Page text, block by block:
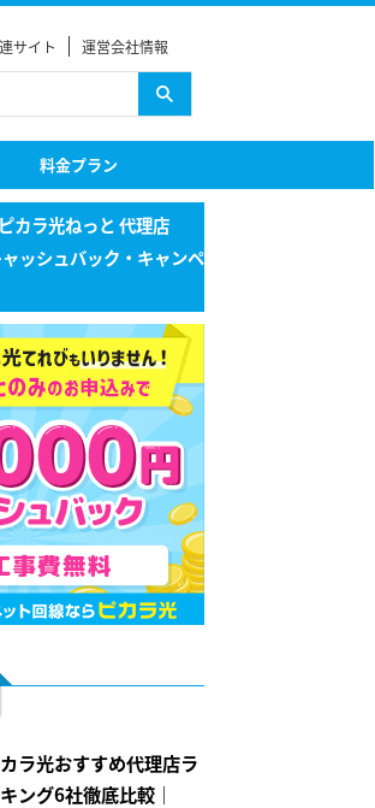
サイト 運営会社情報
料金プラン
カラ光ねっと 代理店
ッシュバック・キャンペ
ラ光おすすめ代理店ラ
ング6社徹底比較｜